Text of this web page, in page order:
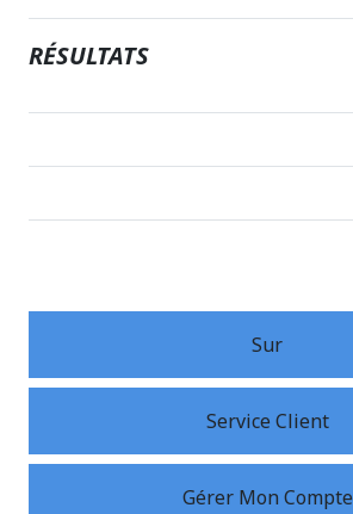
RÉSULTATS
Sur
Service Client
Gérer Mon Compte